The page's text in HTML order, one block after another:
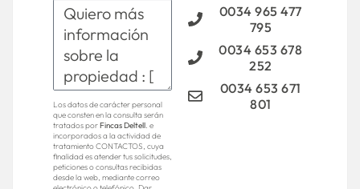
Los datos de carácter personal
que consten en la consulta serán
tratados porFincas Deltell. e
incorporados a la actividad de
tratamiento CONTACTOS, cuya
finalidad es atender tus solicitudes,
peticiones o consultas recibidas
desde la web, mediante correo
0034 965 477
795
0034 653 678
252
0034 653 671
801